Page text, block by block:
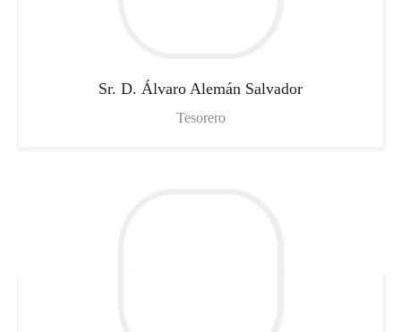
Sr. D. Álvaro Alemán Salvador
Tesorero